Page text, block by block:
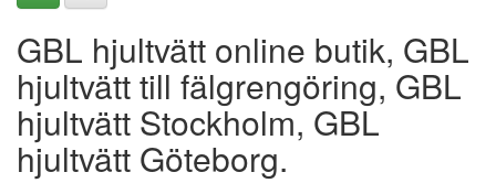
GBL hjultvätt online butik, GBL
hjultvätt till fälgrengöring, GBL
hjultvätt Stockholm, GBL
hjultvätt Göteborg.